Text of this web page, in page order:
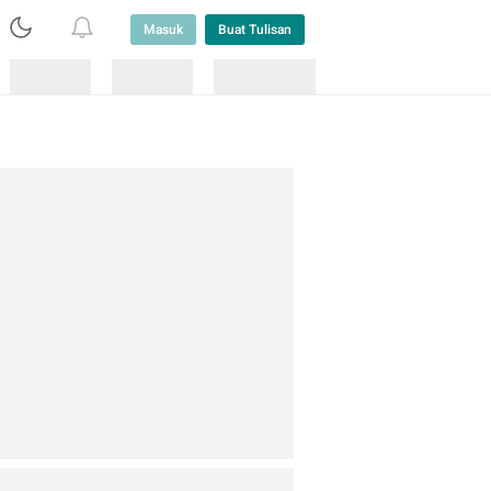
Masuk Buat Tulisan